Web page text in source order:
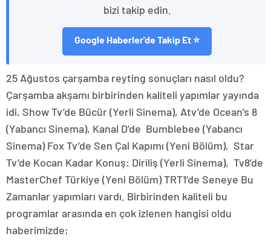
bizi takip edin.
Google Haberler'de Takip Et ⭐
25 Ağustos çarşamba reyting sonuçları nasıl oldu?
Çarşamba akşamı birbirinden kaliteli yapımlar yayında
idi, Show Tv’de Bücür (Yerli Sinema), Atv’de Ocean’s 8
(Yabancı Sinema), Kanal D’de Bumblebee (Yabancı
Sinema) Fox Tv’de Sen Çal Kapımı (Yeni Bölüm), Star
Tv’de Kocan Kadar Konuş: Diriliş (Yerli Sinema), Tv8’de
MasterChef Türkiye (Yeni Bölüm) TRT1’de Seneye Bu
Zamanlar yapımları vardı. Birbirinden kaliteli bu
programlar arasında en çok izlenen hangisi oldu
haberimizde;